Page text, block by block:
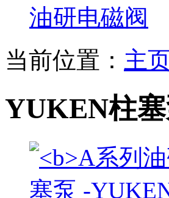
油研电磁阀
当前位置： 主
YUKEN柱